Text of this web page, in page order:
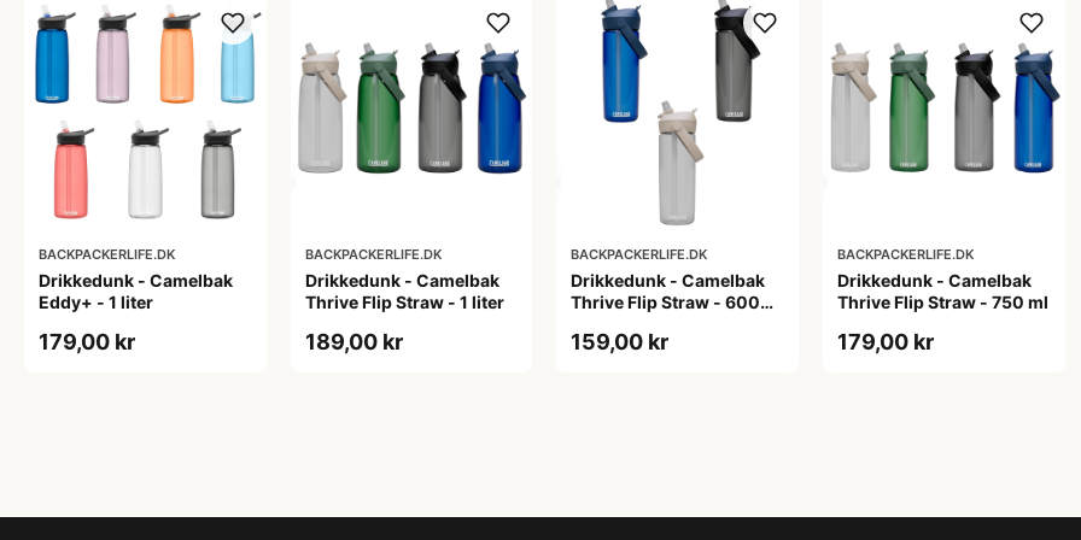
BACKPACKERLIFE.DK
Drikkedunk - Camelbak
Eddy+ - 1 liter
179,00 kr
BACKPACKERLIFE.DK
Drikkedunk - Camelbak
Thrive Flip Straw - 1 liter
189,00 kr
BACKPACKERLIFE.DK
Drikkedunk - Camelbak
Thrive Flip Straw - 600
159,00 kr
BACKPACKERLIFE.DK
Drikkedunk - Camelbak
Thrive Flip Straw - 750 ml
179,00 kr